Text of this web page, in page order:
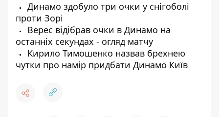
Динамо здобуло три очки у снігоболі
проти Зорі
Верес відібрав очки в Динамо на
останніх секундах - огляд матчу
Кирило Тимошенко назвав брехнею
чутки про намір придбати Динамо Київ